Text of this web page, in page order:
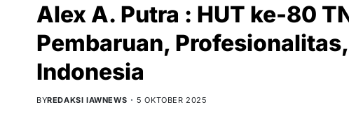
Alex A. Putra : HUT ke-80
Pembaruan,
Indonesia
BYREDAKSI IAWNEWS 5 OKTOBER 2025